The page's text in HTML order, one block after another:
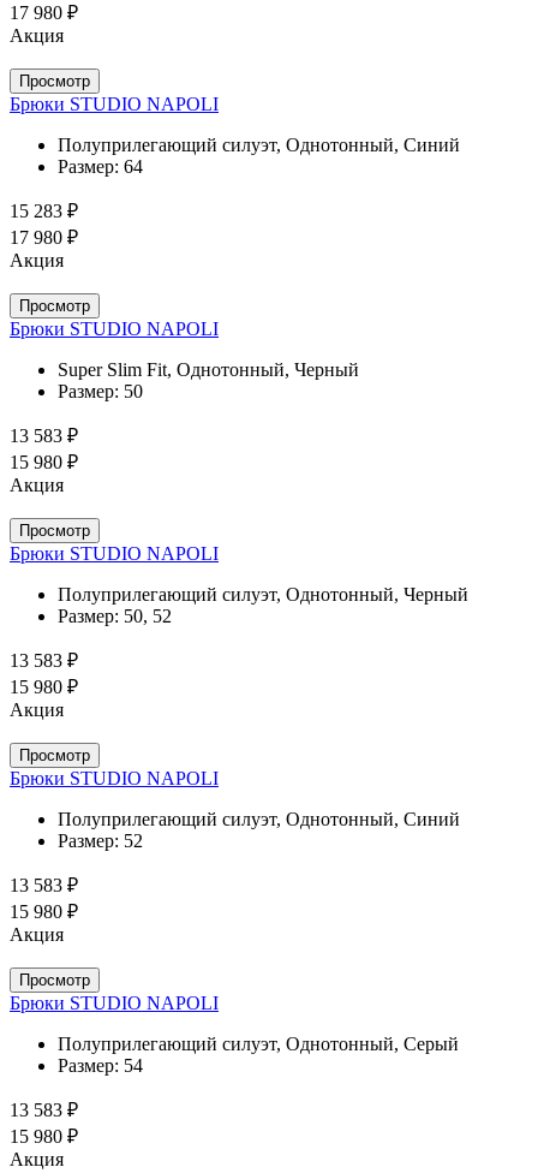
17 980 ₽
Акция
Просмотр
Брюки STUDIO NAPOLI
Полуприлегающий силуэт, Однотонный, Синий
Размер: 64
15 283 ₽
17 980 ₽
Акция
Просмотр
Брюки STUDIO NAPOLI
Super Slim Fit, Однотонный, Черный
Размер: 50
13 583 ₽
15 980 ₽
Акция
Просмотр
Брюки STUDIO NAPOLI
Полуприлегающий силуэт, Однотонный, Черный
Размер: 50, 52
13 583 ₽
15 980 ₽
Акция
Просмотр
Брюки STUDIO NAPOLI
Полуприлегающий силуэт, Однотонный, Синий
Размер: 52
13 583 ₽
15 980 ₽
Акция
Просмотр
Брюки STUDIO NAPOLI
Полуприлегающий силуэт, Однотонный, Серый
Размер: 54
13 583 ₽
15 980 ₽
Акция